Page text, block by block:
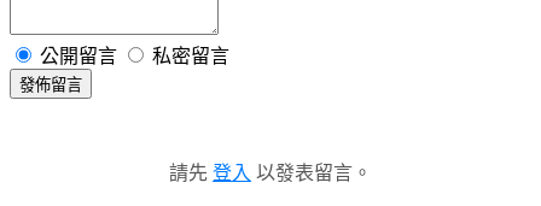
公開留言 私密留言
發佈留言
請先 登入 以發表留言。